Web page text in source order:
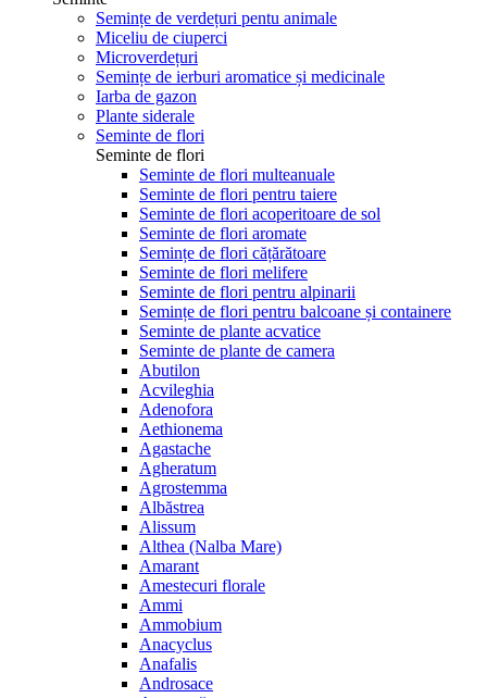
Semințe de verdețuri pentu animale
Miceliu de ciuperci
Microverdețuri
Semințe de ierburi aromatice și medicinale
Iarba de gazon
Plante siderale
Seminte de flori
Seminte de flori
Seminte de flori multeanuale
Seminte de flori pentru taiere
Seminte de flori acoperitoare de sol
Seminte de flori aromate
Semințe de flori cățărătoare
Seminte de flori melifere
Seminte de flori pentru alpinarii
Semințe de flori pentru balcoane și containere
Seminte de plante acvatice
Seminte de plante de camera
Abutilon
Acvileghia
Adenofora
Aethionema
Agastache
Agheratum
Agrostemma
Albăstrea
Alissum
Althea (Nalba Mare)
Amarant
Amestecuri florale
Ammi
Ammobium
Anacyclus
Anafalis
Androsace